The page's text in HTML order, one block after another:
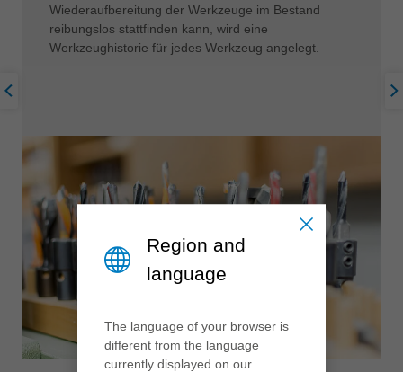
Wiederaufbereitung der Werkzeuge im Bestand
reibungslos stattfinden kann, wird eine
Werkzeughistorie für jedes Werkzeug angelegt.
Region and
language
The language of your browser is
different from the language
currently displayed on our